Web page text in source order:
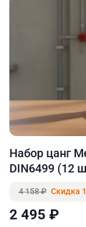
Набор цанг
DIN6499 (12
4 158 ₽ Скидка
2 495 ₽